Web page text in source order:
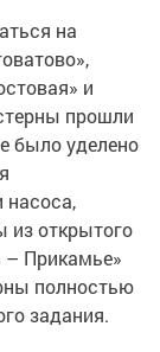
на
и
прошли
было уделено
из открытого
Прикамье»
полностью
задания.